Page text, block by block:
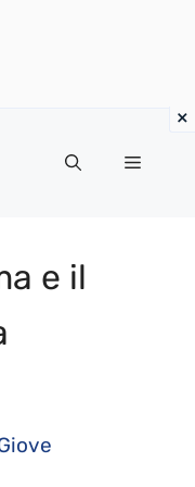
Menu
e il